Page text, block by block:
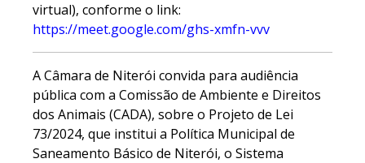
virtual), conforme o link:
https://meet.google.com/ghs-xmfn-vvv
A Câmara de Niterói convida para audiência
pública com a Comissão de Ambiente e Direitos
dos Animais (CADA), sobre o Projeto de Lei
73/2024, que institui a Política Municipal de
Saneamento Básico de Niterói, o Sistema